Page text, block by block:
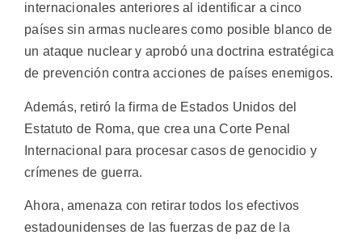
internacionales anteriores al identificar a cinco
países sin armas nucleares como posible blanco de
un ataque nuclear y aprobó una doctrina estratégica
de prevención contra acciones de países enemigos.
Además, retiró la firma de Estados Unidos del
Estatuto de Roma, que crea una Corte Penal
Internacional para procesar casos de genocidio y
crímenes de guerra.
Ahora, amenaza con retirar todos los efectivos
estadounidenses de las fuerzas de paz de la